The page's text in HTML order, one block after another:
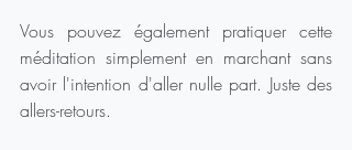
Vous pouvez également pratiquer cette
méditation simplement en marchant sans
avoir l'intention d'aller nulle part. Juste des
allers-retours.